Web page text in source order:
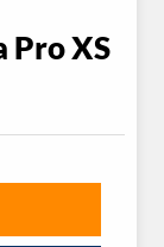
Pro XS